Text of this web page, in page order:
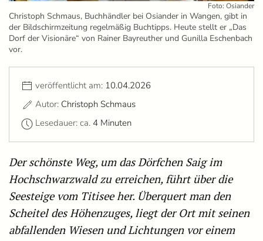
Foto: Osiander
Christoph Schmaus, Buchhändler bei Osiander in Wangen, gibt in
der Bildschirmzeitung regelmäßig Buchtipps. Heute stellt er „Das
Dorf der Visionäre“ von Rainer Bayreuther und Gunilla Eschenbach
vor.
veröffentlicht am: 10.04.2026
Autor: Christoph Schmaus
Lesedauer: ca. 4 Minuten
Der schönste Weg, um das Dörfchen Saig im
Hochschwarzwald zu erreichen, führt über die
Seesteige vom Titisee her. Überquert man den
Scheitel des Höhenzuges, liegt der Ort mit seinen
abfallenden Wiesen und Lichtungen vor einem